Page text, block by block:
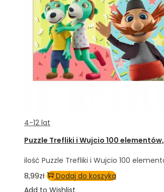
4-12 lat
Puzzle Trefliki i Wujcio 100
ilość Puzzle Trefliki i Wujcio 100
8,99zł
Dodaj do koszyka
Add to Wishlist